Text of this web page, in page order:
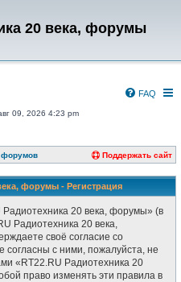
20 века, форумы
FAQ
09, 2026 4:23 pm
форумов Поддержать сайт
форумы - Регистрация
20 века, форумы» (в
Радиотехника 20 века,
своё согласие со
с ними, пожалуйста, не
«RT22.RU Радиотехника 20
право изменять эти правила в